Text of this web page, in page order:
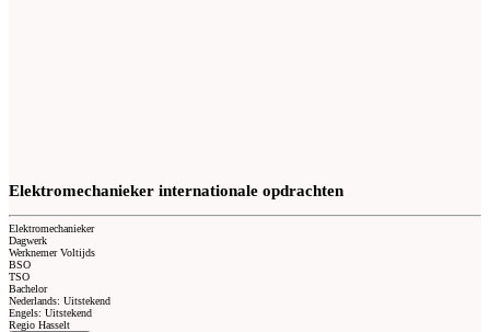
Elektromechanieker internationale opdrachten
Elektromechanieker
Dagwerk
Werknemer Voltijds
BSO
TSO
Bachelor
Nederlands: Uitstekend
Engels: Uitstekend
Regio Hasselt